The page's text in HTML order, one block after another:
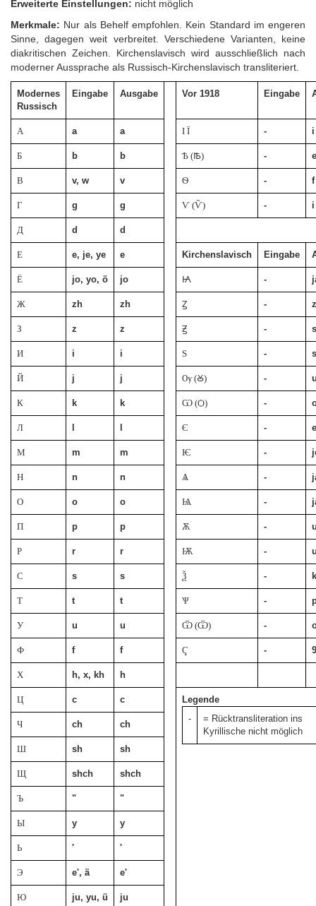
Erweiterte Einstellungen: nicht möglich
Merkmale: Nur als Behelf empfohlen. Kein Standard im engeren
Sinne, dagegen weit verbreitet. Verschiedene Varianten, keine
diakritischen Zeichen. Kirchenslavisch wird ausschließlich nach
moderner Aussprache als Russisch-Kirchenslavisch transliteriert.
Modernes
Russisch
Eingabe Ausgabe Vor 1918 Eingabe
А a a І Ї - i
Б b b Ѣ (Ꙓ) - e
В v, w v Ѳ - f
Г g g Ѵ (Ѷ) - i
Д d d
Е e, je, ye e Kirchenslavisch Eingabe
Ё jo, yo, ö jo Ꙗ -
Ж zh zh Ꙁ - z
З z z Ꙃ - s
И i i Ѕ - s
Й j j Ѹ (Ꙋ) -
К k k Ѡ (Ѻ) -
Л Є - e
М m m Ѥ -
Н n n Ѧ -
О o o Ѩ -
П p p Ѫ -
Р r r Ѭ -
С s s Ѯ -
Т t t Ѱ -
У u u Ѿ (Ѿ) -
Ф f f Ҁ -
Х h, x, kh h
Ц c c
Legende
-
= Rücktransliteration ins
Kyrillische nicht möglich
Ч ch ch
Ш sh sh
Щ shch shch
Ъ " "
Ы y y
Ь ' '
Э e', ä e'
Ю ju, yu, ü ju